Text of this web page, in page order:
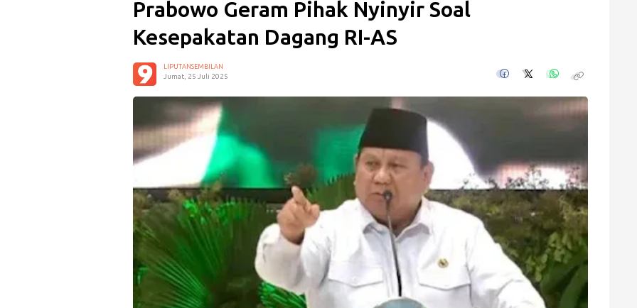
Prabowo Geram Pihak Nyinyir Soal
Kesepakatan Dagang RI-AS
LIPUTANSEMBILAN
Jumat, 25 Juli 2025